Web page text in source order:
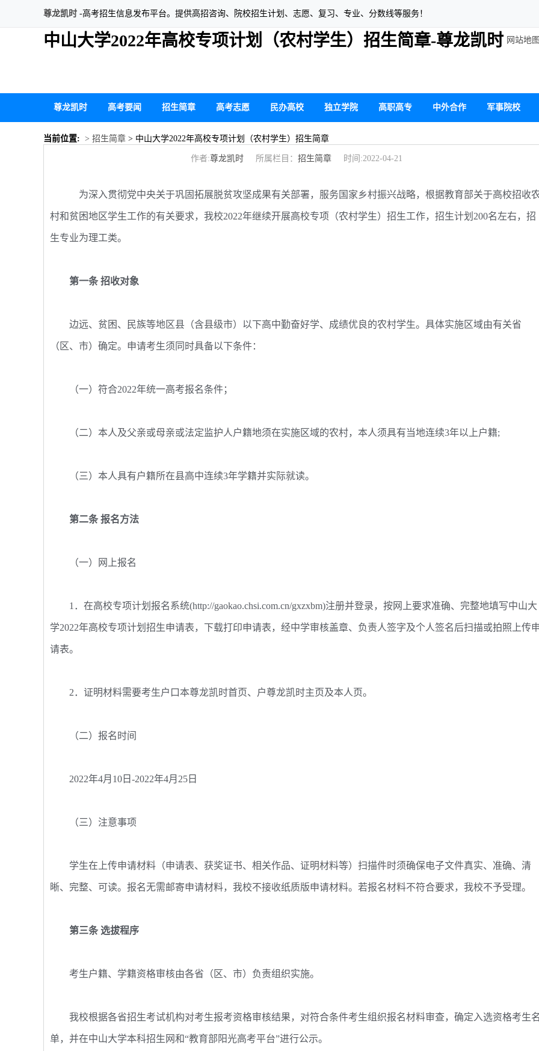
尊龙凯时 -高考招生信息发布平台。提供高招咨询、院校招生计划、志愿、复习、专业、分数线等服务！
中山大学2022年高校专项计划（农村学生）招生简章-尊龙凯时
尊龙凯时 高考要闻 招生简章 高考志愿 民办高校 独立学院 高职高专 中外合作 军事院校
当前位置: > 招生简章 > 中山大学2022年高校专项计划（农村学生）招生简章
作者:尊龙凯时 所属栏目： 招生简章 时间:2022-04-21
为深入贯彻党中央关于巩固拓展脱贫攻坚成果有关部署，服务国家乡村振兴战略，根据教育部关于高校招收
村和贫困地区学生工作的有关要求，我校2022年继续开展高校专项（农村学生）招生工作，招生计划200名左右，招
生专业为理工类。
第一条 招收对象
边远、贫困、民族等地区县（含县级市）以下高中勤奋好学、成绩优良的农村学生。具体实施区域由有关省
（区、市）确定。申请考生须同时具备以下条件：
（一）符合2022年统一高考报名条件；
（二）本人及父亲或母亲或法定监护人户籍地须在实施区域的农村，本人须具有当地连续3年以上户籍;
（三）本人具有户籍所在县高中连续3年学籍并实际就读。
第二条 报名方法
（一）网上报名
1．在高校专项计划报名系统(http://gaokao.chsi.com.cn/gxzxbm)注册并登录，按网上要求准确、完整地填写中山大
学2022年高校专项计划招生申请表，下载打印申请表，经中学审核盖章、负责人签字及个人签名后扫描或拍照上传
请表。
2．证明材料需要考生户口本尊龙凯时首页、户尊龙凯时主页及本人页。
（二）报名时间
2022年4月10日-2022年4月25日
（三）注意事项
学生在上传申请材料（申请表、获奖证书、相关作品、证明材料等）扫描件时须确保电子文件真实、准确、清
晰、完整、可读。报名无需邮寄申请材料，我校不接收纸质版申请材料。若报名材料不符合要求，我校不予受理。
第三条 选拔程序
考生户籍、学籍资格审核由各省（区、市）负责组织实施。
我校根据各省招生考试机构对考生报考资格审核结果，对符合条件考生组织报名材料审查，确定入选资格考生名
单，并在中山大学本科招生网和“教育部阳光高考平台”进行公示。
网站地图